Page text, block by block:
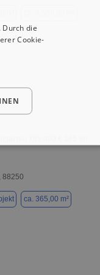
88250
ca. 365,00 m²
die
Cookie-